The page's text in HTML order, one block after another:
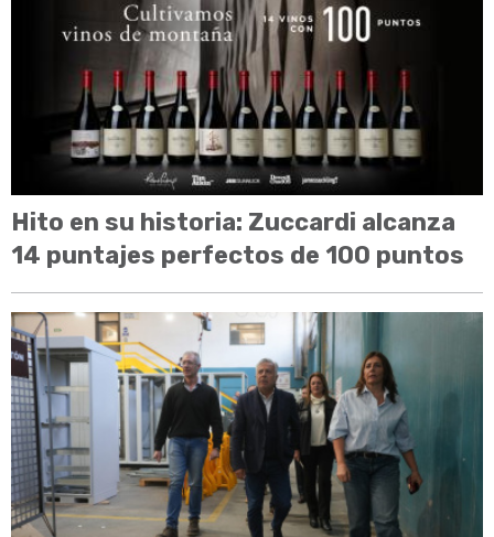
Hito en su historia: Zuccardi alcanza
14 puntajes perfectos de 100 puntos